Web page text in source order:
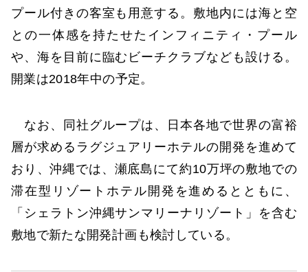
プール付きの客室も用意する。敷地内には海と空
との一体感を持たせたインフィニティ・プール
や、海を目前に臨むビーチクラブなども設ける。
開業は2018年中の予定。
なお、同社グループは、日本各地で世界の富裕
層が求めるラグジュアリーホテルの開発を進めて
おり、沖縄では、瀬底島にて約10万坪の敷地での
滞在型リゾートホテル開発を進めるとともに、
「シェラトン沖縄サンマリーナリゾート」を含む
敷地で新たな開発計画も検討している。